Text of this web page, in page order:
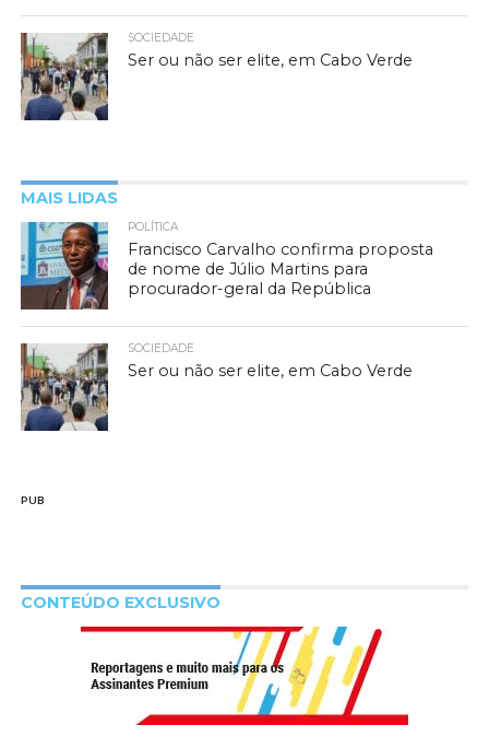
SOCIEDADE
Ser ou não ser elite, em Cabo Verde
MAIS LIDAS
POLÍTICA
Francisco Carvalho confirma proposta
de nome de Júlio Martins para
procurador-geral da República
SOCIEDADE
Ser ou não ser elite, em Cabo Verde
PUB
CONTEÚDO EXCLUSIVO